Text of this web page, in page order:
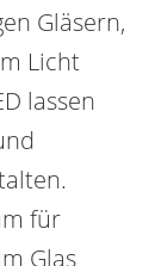
Gläsern,
Licht
lassen
für
Glas